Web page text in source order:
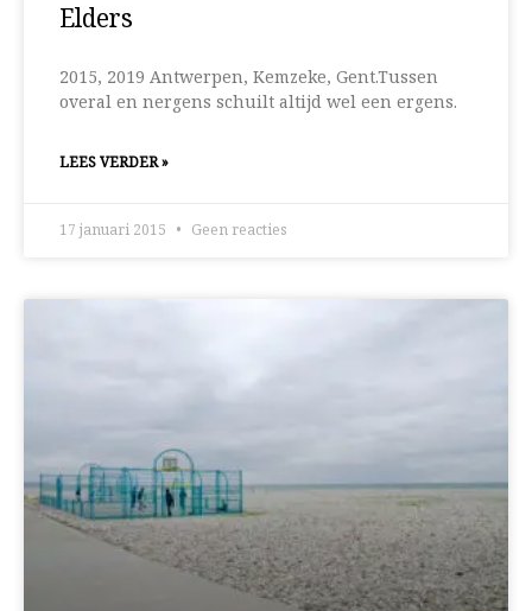
Elders
2015, 2019 Antwerpen, Kemzeke, Gent.Tussen
overal en nergens schuilt altijd wel een ergens.
LEES VERDER »
17 januari 2015 Geen reacties